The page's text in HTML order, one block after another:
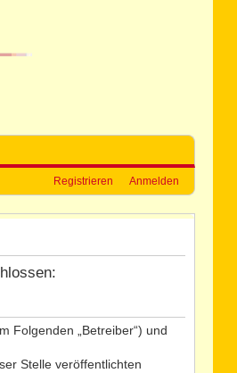
Registrieren Anmelden
Folgenden „Betreiber“) und
Stelle veröffentlichten